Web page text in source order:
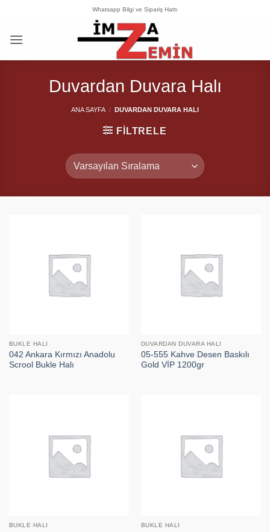
Whatsapp Bilgi ve Sipariş Hattı
Duvardan Duvara Halı
ANA SAYFA / DUVARDAN DUVARA HALI
FILTRELE
BUKLE HALI
042 Ankara Kırmızı Anadolu
Scrool Bukle Halı
DUVARDAN DUVARA HALI
05-555 Kahve Desen Baskılı
Gold VİP 1200gr
BUKLE HALI BUKLE HALI